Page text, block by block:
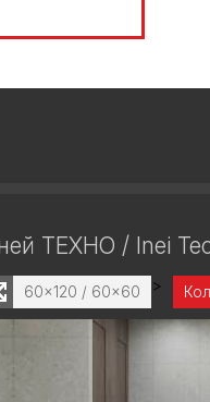
ТЕХНО / Inei
>
60x120 / 60x60